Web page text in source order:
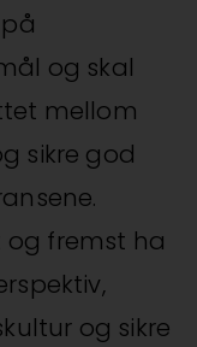
og skal
mellom
sikre god
fremst ha
og sikre